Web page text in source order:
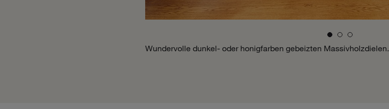
Wundervolle dunkel- oder honigfarben gebeizten Massivholzdielen.